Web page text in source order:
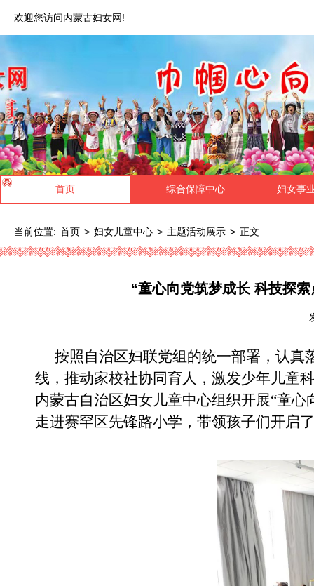
欢迎您访问内蒙古妇女网!
首页 综合保障中心 妇女事
当前位置: 首页 > 妇女儿童中心 > 主题活动展示 > 正文
“童心向党筑梦成长 科技探
按照自治区妇联党组的统一部署，认真
线，推动家校社协同育人，激发少年儿童
内蒙古自治区妇女儿童中心组织开展“童心
走进赛罕区先锋路小学，带领孩子们开启